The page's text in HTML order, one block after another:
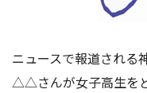
ニュースで報道され
△△さんが女子高生を